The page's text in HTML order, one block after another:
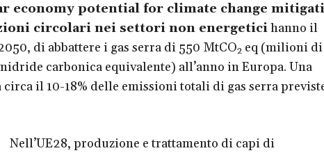
economy potential for climate change
circolari nei settori non energeticihanno il
di abbattere i gas serra di 550 MtCO2 eq (milioni di
carbonica equivalente) all’anno in Europa. Una
il 10-18% delle emissioni totali di gas serra
produzione e trattamento di capi di